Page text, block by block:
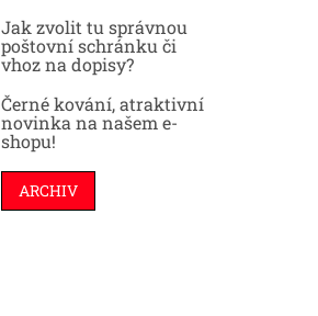
Jak zvolit tu správnou
poštovní schránku či
vhoz na dopisy?
Černé kování, atraktivní
novinka na našem e-
shopu!
ARCHIV